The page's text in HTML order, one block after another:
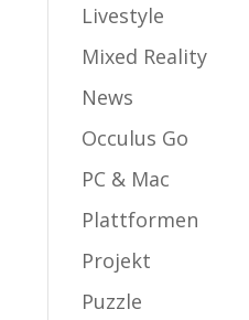
Livestyle
Mixed Reality
News
Occulus Go
PC & Mac
Plattformen
Projekt
Puzzle